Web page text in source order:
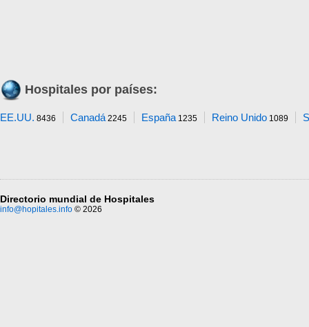
Hospitales por países:
EE.UU. 8436 Canadá2245 España1235 Reino Unido 1089
Directorio mundial de Hospitales
info@hopitales.info © 2026